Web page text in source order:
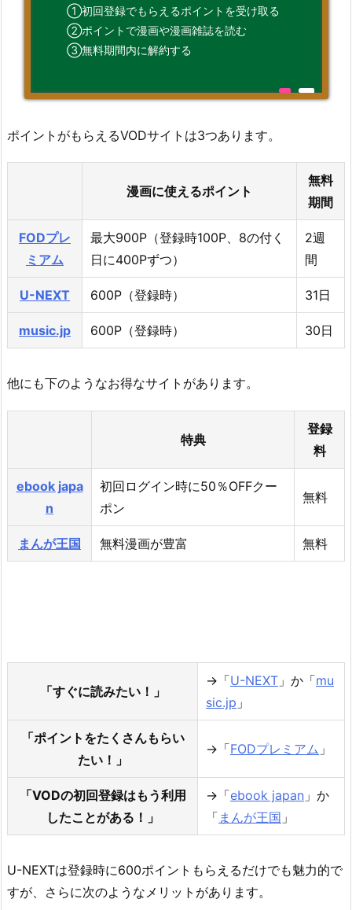
①初回登録でもらえるポイントを受け取る
②ポイントで漫画や漫画雑誌を読む
③無料期間内に解約する
ポイントがもらえるVODサイトは3つあります。
漫画に使えるポイント
無料
期間
FODプレ
ミアム
最大900P（登録時100P、8の付く
日に400Pずつ）
2週
間
U-NEXT 600P（登録時） 31日
music.jp 600P（登録時） 30日
他にも下のようなお得なサイトがあります。
特典
登録
料
ebook japa
n
初回ログイン時に50％OFFクー
ポン
無料
まんが王国 無料漫画が豊富 無料
「すぐに読みたい！」
→「U-NEXT 」か「mu
sic.jp 」
「ポイントをたくさんもらい
たい！」
→「FODプレミアム 」
「VODの初回登録はもう利用
したことがある！」
→「ebook japan 」か
「 まんが王国 」
U-NEXTは登録時に600ポイントもらえるだけでも魅力的で
すが、さらに次のようなメリットがあります。